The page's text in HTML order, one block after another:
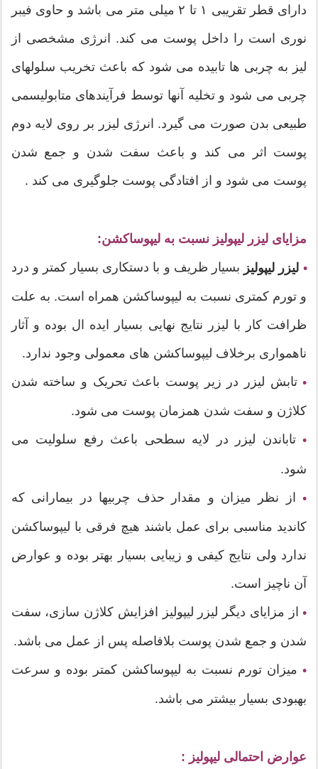
دارای قطر تقریبی ۱ تا ۲ میلی متر می باشد و حاوی فیبر
نوری است را داخل پوست می کند. انرژی مشخصی از
لیز به چربی ها تابیده می شود كه باعث تخریب سلولهای
چربی می شود و تخلیه آنها توسط فرآیندهای متابولیسمی
طبیعی بدن صورت می گیرد. انرژی لیزر بر روی لایه دوم
پوست اثر می کند و باعث سفت شدن و جمع شدن
پوست می شود و از افتادگی پوست جلوگیری می کند .
مزایای لیزر لیپولیز نسبت به لیپوساکشن:
• لیزر لیپولیز بسیار ظریف و با دستکاری بسیار کمتر و درد
و تورم کمتری نسبت به لیپوساکشن همراه است. به علت
ظرافت کار با لیزر نتایج نهایی بسیار ایده ال بوده و آثار
ناهمواری برخلاف لیپوساکشن های معمولی وجود ندارد.
•تابش لیزر در زیر پوست باعث تحریک و ساخته شدن
کلاژن و سفت شدن همزمان پوست می شود.
•تاباندن لیزر در لایه سطحی باعث رفع سلولیت می
شود.
•از نظر میزان و مقدار حذف چربیها در بیمارانی که
کاندید مناسبی برای عمل باشند هیچ فرقی با لیپوساکشن
ندارد ولی نتایج کیفی و زیبایی بسیار بهتر بوده و عوارض
آن ناچیز است.
•از مزایای دیگر لیزر لیپولیز افزایش کلاژن سازی، سفت
شدن و جمع شدن پوست بلافاصله پس از عمل می باشد.
•میزان تورم نسبت به لیپوساکشن کمتر بوده و سرعت
بهبودی بسیار بیشتر می باشد.
عوارض احتمالی لیپولیز :